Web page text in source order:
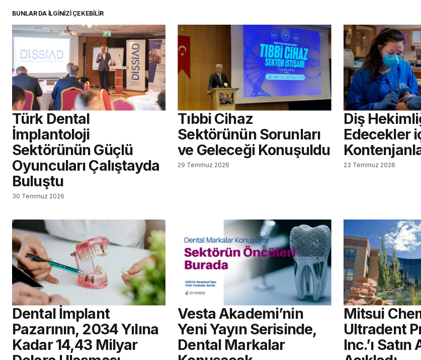
BUNLAR DA İLGİNİZİ ÇEKEBİLİR
Türk Dental
İmplantoloji
Sektörünün Güçlü
Oyuncuları Çalıştayda
Buluştu
30 Temmuz 2026
Tıbbi Cihaz
Sektörünün Sorunları
ve Geleceği Konuşuldu
29 Temmuz 2026
Diş
Edecekler
23 Temmuz 2026
Dental İmplant
Pazarının, 2034 Yılına
Kadar 14,43 Milyar
Vesta Akademi’nin
Yeni Yayın Serisinde,
Dental Markalar
Mitsui
Ultradent
Inc.’ı Satın